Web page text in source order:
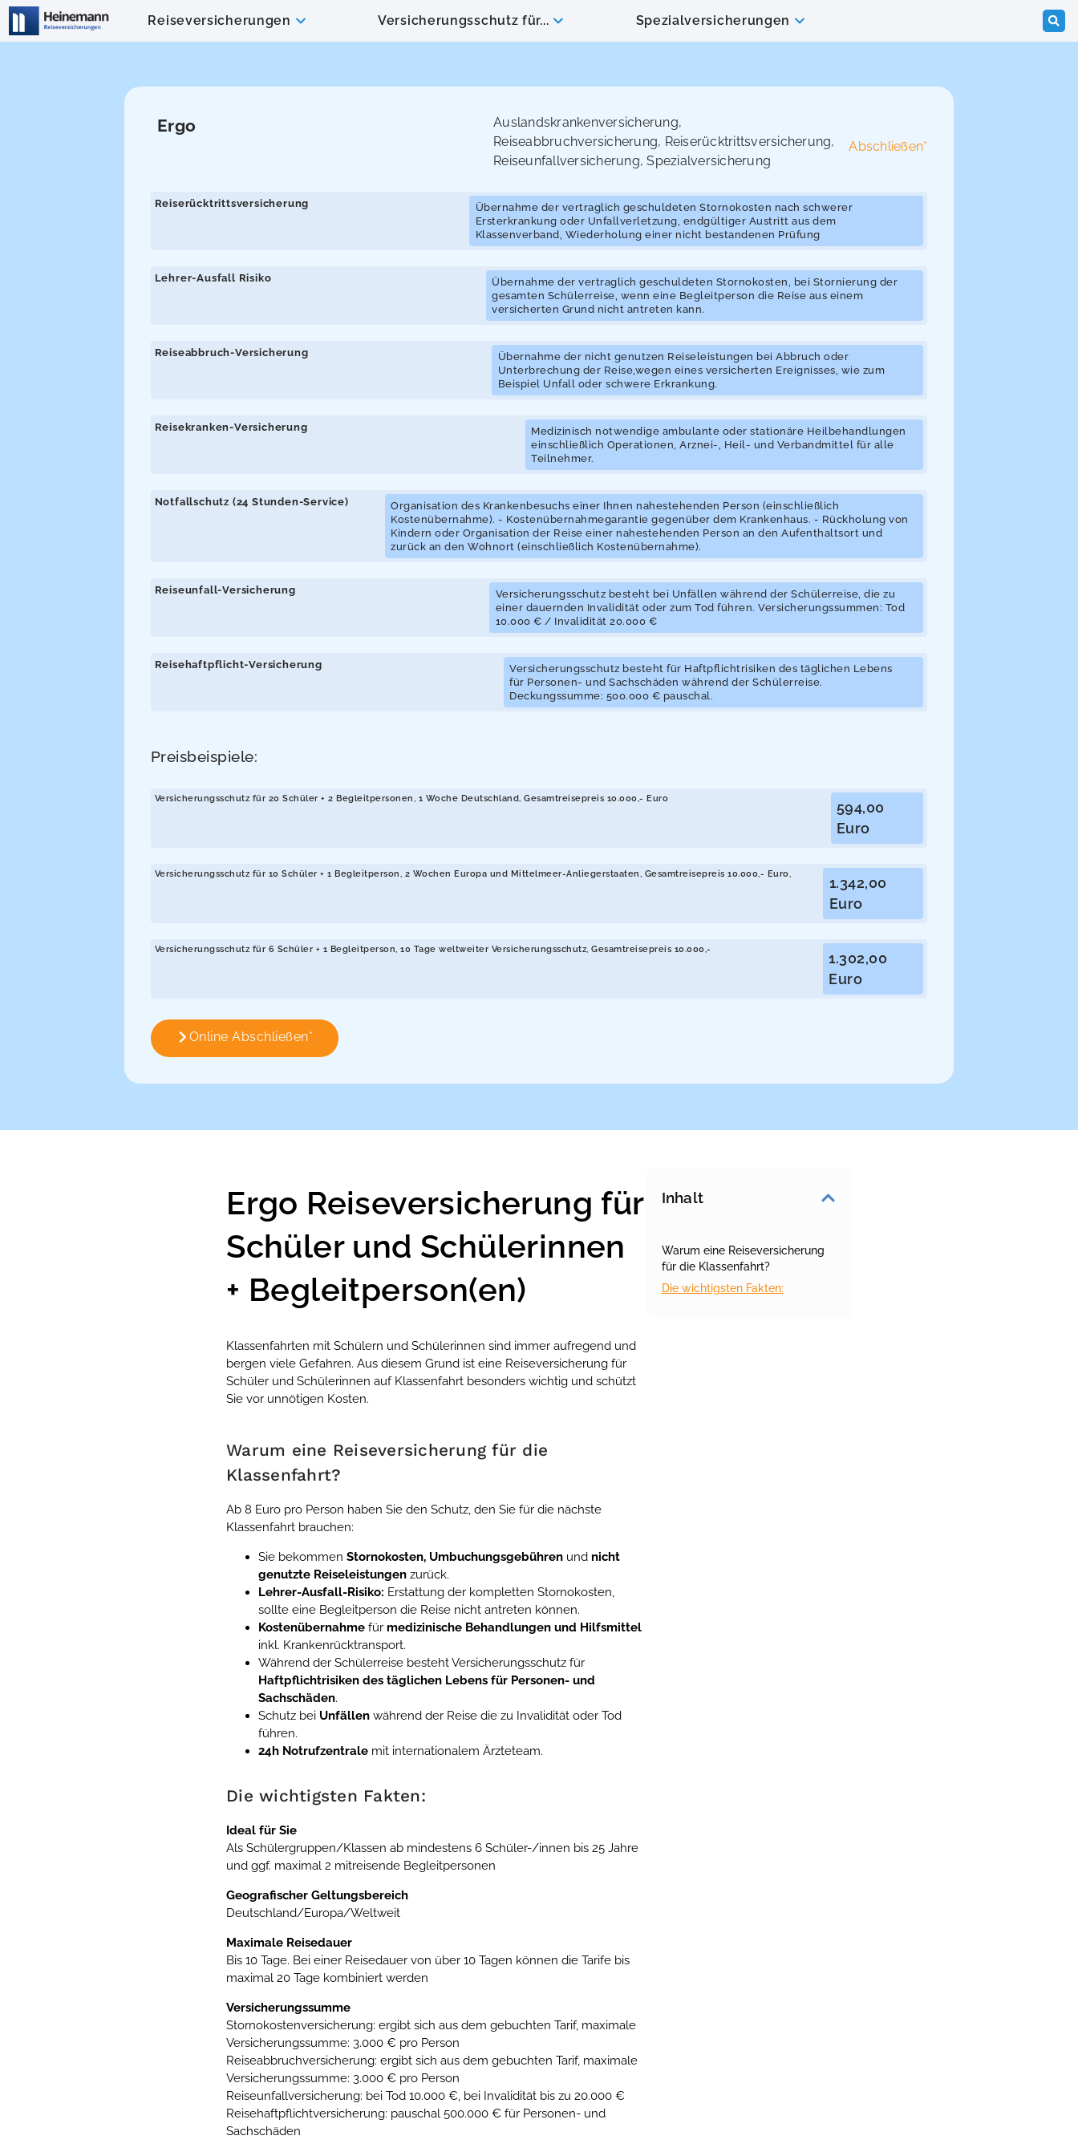
Reiseversicherungen Versicherungsschutz für... Spezialversicherungen
Ergo Auslandskrankenversicherung,
Reiseabbruchversicherung, Reiserücktrittsversicherung,
Reiseunfallversicherung,Spezialversicherung
Abschließen*
Reiserücktrittsversicherung
Übernahme der vertraglich geschuldeten Stornokosten nach schwerer
Ersterkrankung oder Unfallverletzung, endgültiger Austritt aus dem
Klassenverband, Wiederholung einer nicht bestandenen Prüfung
Lehrer-Ausfall Risiko
Übernahme der vertraglich geschuldeten Stornokosten, bei Stornierung der
gesamten Schülerreise, wenn eine Begleitperson die Reise aus einem
versicherten Grund nicht antreten kann.
Reiseabbruch-Versicherung
Übernahme der nicht genutzen Reiseleistungen bei Abbruch oder
Unterbrechung der Reise,wegen eines versicherten Ereignisses, wie zum
Beispiel Unfall oder schwere Erkrankung.
Reisekranken-Versicherung
Medizinisch notwendige ambulante oder stationäre Heilbehandlungen
einschließlich Operationen, Arznei-, Heil- und Verbandmittel für alle
Teilnehmer.
Notfallschutz (24 Stunden-Service)
Organisation des Krankenbesuchs einer Ihnen nahestehenden Person (einschließlich
Kostenübernahme). - Kostenübernahmegarantie gegenüber dem Krankenhaus. - Rückholung von
Kindern oder Organisation der Reise einer nahestehenden Person an den Aufenthaltsort und
zurück an den Wohnort (einschließlich Kostenübernahme).
Reiseunfall-Versicherung
Versicherungsschutz besteht bei Unfällen während der Schülerreise, die zu
einer dauernden Invalidität oder zum Tod führen. Versicherungssummen: Tod
10.000 € / Invalidität 20.000 €
Reisehaftpflicht-Versicherung
Versicherungsschutz besteht für Haftpflichtrisiken des täglichen Lebens
für Personen- und Sachschäden während der Schülerreise.
Deckungssumme: 500.000 € pauschal.
Preisbeispiele:
Versicherungsschutz für 20 Schüler + 2 Begleitpersonen, 1 Woche Deutschland, Gesamtreisepreis 10.000,- Euro
594,00
Euro
Versicherungsschutz für 10 Schüler + 1 Begleitperson, 2 Wochen Europa und Mittelmeer-Anliegerstaaten, Gesamtreisepreis 10.000,- Euro,
1.342,00
Euro
Versicherungsschutz für 6 Schüler + 1 Begleitperson, 10 Tage weltweiter Versicherungsschutz, Gesamtreisepreis 10.000,-
1.302,00
Euro
Online Abschließen*
Ergo Reiseversicherung für
Schüler und Schülerinnen
+ Begleitperson(en)
Klassenfahrten mit Schülern und Schülerinnen sind immer aufregend und
bergen viele Gefahren. Aus diesem Grund ist eine Reiseversicherung für
Schüler und Schülerinnen auf Klassenfahrt besonders wichtig und schützt
Sie vor unnötigen Kosten.
Warum eine Reiseversicherung für die
Klassenfahrt?
Ab 8 Euro pro Person haben Sie den Schutz, den Sie für die nächste
Klassenfahrt brauchen:
Sie bekommenStornokosten, Umbuchungsgebühren undnicht
genutzte Reiseleistungen zurück.
Lehrer-Ausfall-Risiko: Erstattung der kompletten Stornokosten,
sollte eine Begleitperson die Reise nicht antreten können.
Kostenübernahme fürmedizinische Behandlungen und Hilfsmittel
inkl. Krankenrücktransport.
Während der Schülerreise besteht Versicherungsschutz für
Haftpflichtrisiken des täglichen Lebens für Personen- und
Sachschäden.
Schutz bei Unfällen während der Reise die zu Invalidität oder Tod
führen.
24h Notrufzentrale mit internationalem Ärzteteam.
Die wichtigsten Fakten:
Ideal für Sie
Als Schülergruppen/Klassen ab mindestens 6 Schüler-/innen bis 25 Jahre
und ggf. maximal 2 mitreisende Begleitpersonen
Geografischer Geltungsbereich
Deutschland/Europa/Weltweit
Maximale Reisedauer
Bis 10 Tage. Bei einer Reisedauer von über 10 Tagen können die Tarife bis
maximal 20 Tage kombiniert werden
Versicherungssumme
Stornokostenversicherung: ergibt sich aus dem gebuchten Tarif, maximale
Versicherungssumme: 3.000 € pro Person
Reiseabbruchversicherung: ergibt sich aus dem gebuchten Tarif, maximale
Versicherungssumme: 3.000 € pro Person
Reiseunfallversicherung: bei Tod 10.000 €, bei Invalidität bis zu 20.000 €
Reisehaftpflichtversicherung: pauschal 500.000 € für Personen- und
Sachschäden
Inhalt
Warum eine Reiseversicherung
für die Klassenfahrt?
Die wichtigsten Fakten: